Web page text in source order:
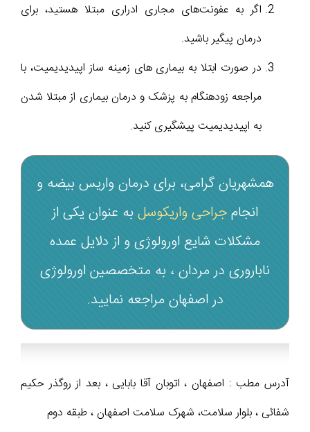
اگر به عفونت‌های مجاری ادراری مبتلا هستید، برای
درمان پیگیر باشید.
در صورت ابتلا به بیماری های زمینه ساز اپیدیدیمیت، با
مراجعه زودهنگام به پزشک و درمان بیماری از مبتلا شدن
به اپیدیدیمیت پیشگیری کنید.
همشهریان گرامی، برای درمان واریس بیضه و
انجامجراحی واریکوسل به عنوان یکی از
مشکلات شایع اورولوژی و از دلایل عمده
ناباروری در مردان ، به متخصصین اورولوژی
در اصفهان مراجعه نمایید.
آدرس مطب : اصفهان ، اتوبان آقا بابایی ، بعد از روگذر حکیم
شفائی ، بلوار سلامت، شهرک سلامت اصفهان ، طبقه دوم